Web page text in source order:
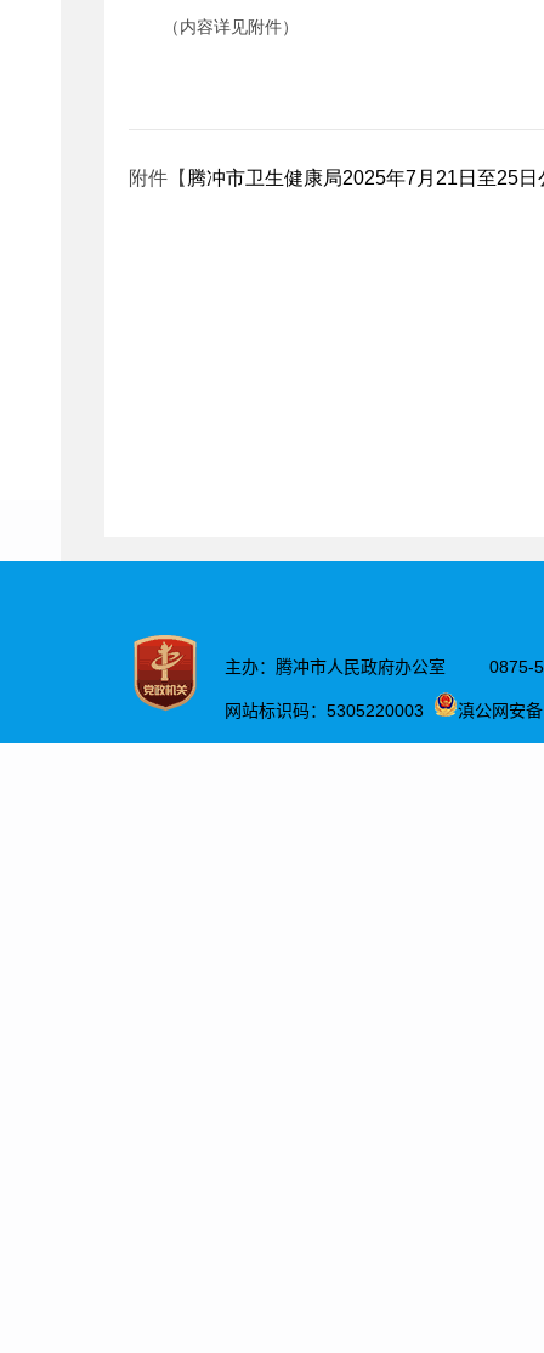
（内容详见附件）
附件【 腾冲市卫生健康局2025年7月21日至25